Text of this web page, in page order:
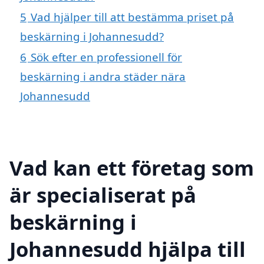
5 Vad hjälper till att bestämma priset på
beskärning i Johannesudd?
6 Sök efter en professionell för
beskärning i andra städer nära
Johannesudd
Vad kan ett företag som
är specialiserat på
beskärning i
Johannesudd hjälpa till